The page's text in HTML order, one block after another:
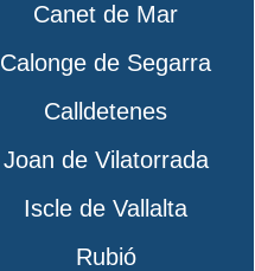
Canet de Mar
Calonge de Segarra
Calldetenes
Joan de Vilatorrada
Iscle de Vallalta
Rubió